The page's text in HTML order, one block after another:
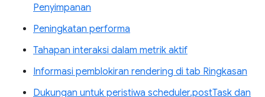
Penyimpanan
Peningkatan performa
Tahapan interaksi dalam metrik aktif
Informasi pemblokiran rendering di tab Ringkasan
Dukungan untuk peristiwa scheduler.postTask dan